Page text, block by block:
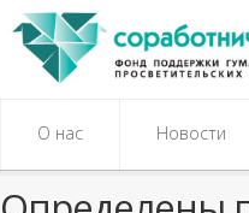
О нас Новости